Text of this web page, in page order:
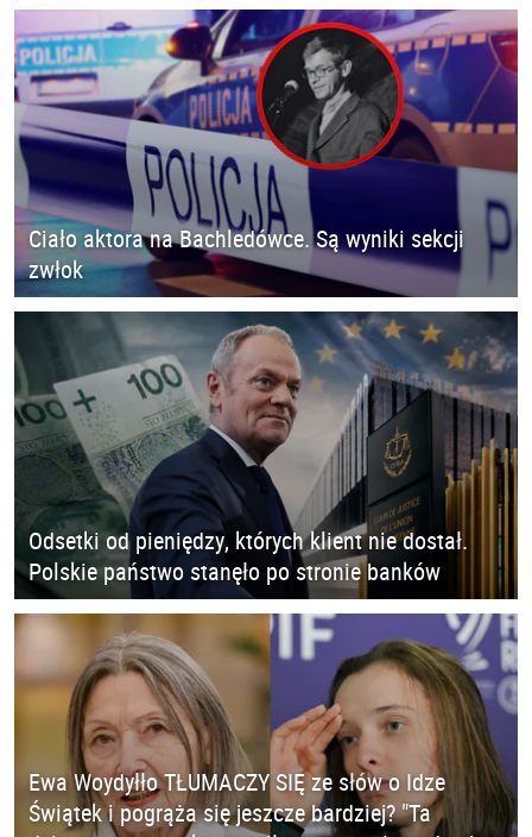
Ciało aktora na Bachledówce. Są wyniki sekcji
zwłok
Odsetki od pieniędzy, których klient nie dostał.
Polskie państwo stanęło po stronie banków
Ewa Woydyłło TŁUMACZY SIĘ ze słów o Idze
Świątek i pogrąża się jeszcze bardziej? "Ta